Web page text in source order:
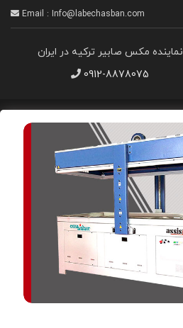
Email : Info@labechasban.com
نماینده مکس صابیر ترکیه در ایران
0912-8878075